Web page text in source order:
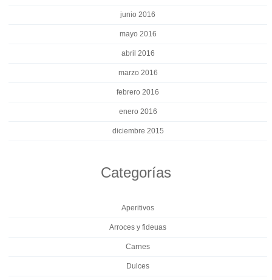
junio 2016
mayo 2016
abril 2016
marzo 2016
febrero 2016
enero 2016
diciembre 2015
Categorías
Aperitivos
Arroces y fideuas
Carnes
Dulces